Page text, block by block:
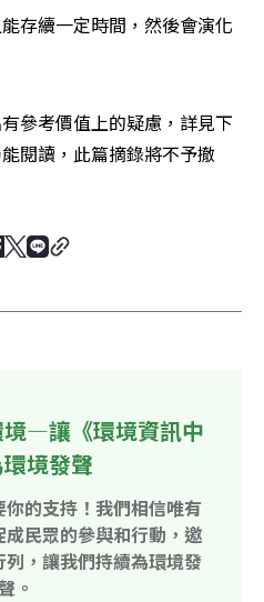
存續一定時間，然後會演化
參考價值上的疑慮，詳見下
閱讀，此篇摘錄將不予撤
—讓《環境資訊中
境發聲
你的支持！我們相信唯有
民眾的參與和行動，邀
，讓我們持續為環境發
聲。